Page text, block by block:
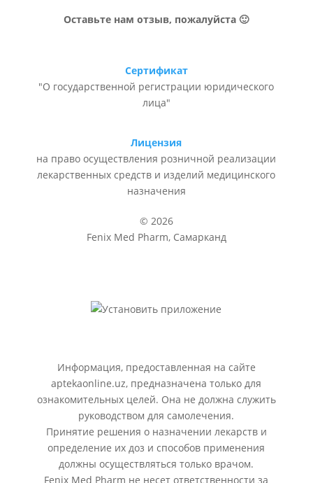
Оставьте нам отзыв, пожалуйста 🙂
Сертификат
"О государственной регистрации юридического
лица"
Лицензия
на право осуществления розничной реализации
лекарственных средств и изделий медицинского
назначения
© 2026
Fenix Med Pharm, Самарканд
Информация, предоставленная на сайте
aptekaonline.uz, предназначена только для
ознакомительных целей. Она не должна служить
руководством для самолечения.
Принятие решения о назначении лекарств и
определение их доз и способов применения
должны осуществляться только врачом.
Fenix Med Pharm не несет ответственности за